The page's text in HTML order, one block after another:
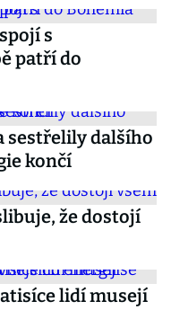
s
patří do
sestřelily dalšího
končí
že dostojí
lidí musejí